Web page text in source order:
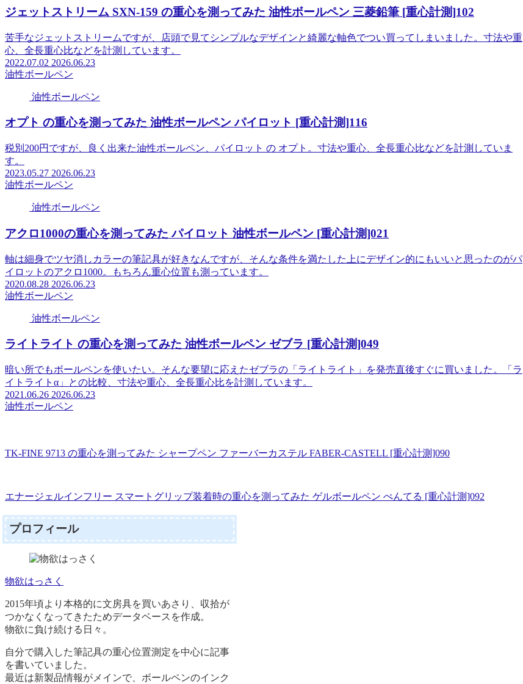
ジェットストリーム SXN-159 の重心を測ってみた 油性ボールペン 三菱鉛筆 [重心計測]102
苦手なジェットストリームですが、店頭で見てシンプルなデザインと綺麗な軸色でつい買ってしまいました。寸法や重
心、全長重心比などを計測しています。
2022.07.02 2026.06.23
油性ボールペン
油性ボールペン
オプト の重心を測ってみた 油性ボールペン パイロット [重心計測]116
税別200円ですが、良く出来た油性ボールペン、パイロット の オプト。寸法や重心、全長重心比などを計測していま
す。
2023.05.27 2026.06.23
油性ボールペン
油性ボールペン
アクロ1000の重心を測ってみた パイロット 油性ボールペン [重心計測]021
軸は細身でツヤ消しカラーの筆記具が好きなんですが、そんな条件を満たした上にデザイン的にもいいと思ったのがパ
イロットのアクロ1000。もちろん重心位置も測っています。
2020.08.28 2026.06.23
油性ボールペン
油性ボールペン
ライトライト の重心を測ってみた 油性ボールペン ゼブラ [重心計測]049
暗い所でもボールペンを使いたい。そんな要望に応えたゼブラの「ライトライト」を発売直後すぐに買いました。「ラ
イトライトα」との比較、寸法や重心、全長重心比を計測しています。
2021.06.26 2026.06.23
油性ボールペン
TK-FINE 9713 の重心を測ってみた シャープペン ファーバーカステル FABER-CASTELL [重心計測]090
エナージェルインフリー スマートグリップ装着時の重心を測ってみた ゲルボールペン ぺんてる [重心計測]092
プロフィール
物欲はっさく
2015年頃より本格的に文房具を買いあさり、収拾が
つかなくなってきたためデータベースを作成。
物欲に負け続ける日々。
自分で購入した筆記具の重心位置測定を中心に記事
を書いていました。
最近は新製品情報がメインで、ボールペンのインク